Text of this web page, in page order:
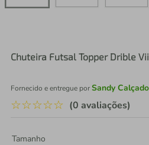
Chuteira Futsal Topper Drible Vii
Fornecido e entregue porSandy
☆☆☆☆☆ (0 avaliações)
Tamanho